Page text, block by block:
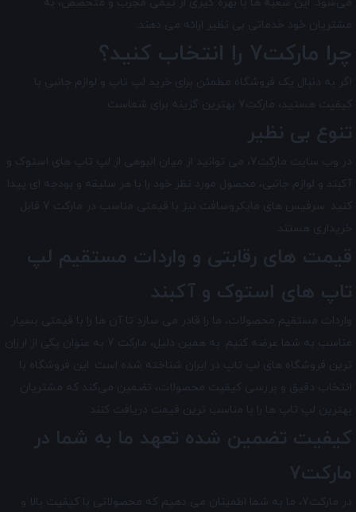
مشتریان خود خدماتی بی نظیر ارائه می دهند.
چرا مارکت7 را انتخاب کنید؟
اگر به دنبال یک فروشگاه مطمئن برای خرید لپ تاپ و لوازم جانبی با
کیفیت هستید، مارکت7 بهترین گزینه برای شماست.
تنوع بی نظیر
در وب سایت مارکت7، می توانید از میان انبوهی از لپ تاپ های استوک و
آکبند و لوازم جانبی، محصول مورد نظر خود را با هر سلیقه و بودجه ای پیدا
کنید. سرفیس های مایکروسافت نیز با قیمتی مناسب در مارکت 7 قابل
خریداری هستند.
قیمت های رقابتی و واردات مستقیم لپ
تاپ های استوک و آکبند
واردات مستقیم محصولات، ما را قادر می سازد تا آن ها را با قیمتی بسیار
مناسب به شما عرضه کنیم. به همین دلیل، مارکت 7 به عنوان یکی از ارزان
ترین فروشگاه های لپ تاپ در ایران شناخته شده است. این فروشگاه با
انتخاب دقیق و بررسی کیفیت محصولات، تضمین می‌کند که مشتریان
بهترین لپ تاپ ها را با مناسب ترین قیمت دریافت کنند.
کیفیت تضمین شده تعهد ما به شما در
مارکت7
در مارکت7 ، ما به شما اطمینان می دهیم که محصولاتی با کیفیت بالا و